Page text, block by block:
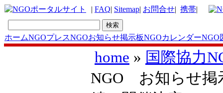
| FAQ| Sitemap| お問合せ| 携帯|
ホームNGOプレスNGOお知らせ掲示板NGOカレンダーNGO
home » 国際協力
NGO お知らせ